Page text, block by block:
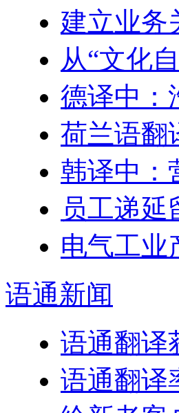
建立业务
从“文化
德译中：
荷兰语翻
韩译中：
员工递延
电气工业
语通新闻
语通翻译
语通翻译